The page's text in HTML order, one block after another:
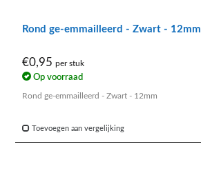
Rond ge-emmailleerd - Zwart - 12mm
€0,95 per stuk
Op voorraad
Rond ge-emmailleerd - Zwart - 12mm
Toevoegen aan vergelijking